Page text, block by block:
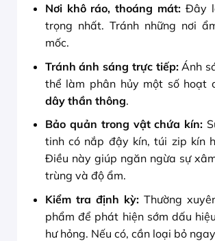
Nơi khô ráo, thoáng mát: Đây
trọng nhất. Tránh những nơi
mốc.
Tránh ánh sáng trực tiếp:Ánh
thể làm phân hủy một số hoạt
dây thần thông.
Bảo quản trong vật chứa kín:
tinh có nắp đậy kín, túi zip kín
Điều này giúp ngăn ngừa sự
trùng và độ ẩm.
Kiểm tra định kỳ:Thường
phẩm để phát hiện sớm dấu
hư hỏng. Nếu có, cần loại bỏ